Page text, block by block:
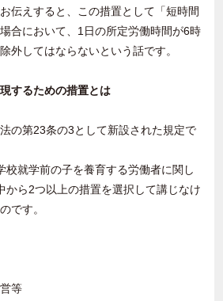
伝えすると、この措置として「短時間
合において、1日の所定労働時間が6時
外してはならないという話です。
するための措置とは
の第23条の3として新設された規定で
校就学前の子を養育する労働者に関し
から2つ以上の措置を選択して講じなけ
です。
等